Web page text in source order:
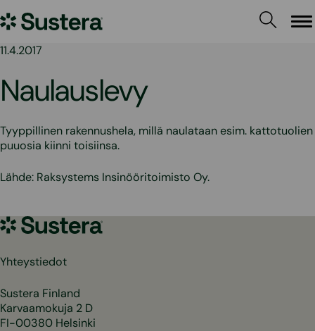
sisältöön
Sustera
11.4.2017
Naulauslevy
Tyyppillinen rakennushela, millä naulataan esim. kattotuolien
puuosia kiinni toisiinsa.
Lähde: Raksystems Insinööritoimisto Oy.
Sustera
Yhteystiedot
Sustera Finland
Karvaamokuja 2 D
FI-00380 Helsinki